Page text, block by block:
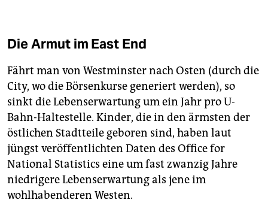
Die Armut im East End
Fährt man von Westminster nach Osten (durch die
City, wo die Börsenkurse generiert werden), so
sinkt die Lebenserwartung um ein Jahr pro U-
Bahn-Haltestelle. Kinder, die in den ärmsten der
östlichen Stadtteile geboren sind, haben laut
jüngst veröffentlichten Daten des Office for
National Statistics eine um fast zwanzig Jahre
niedrigere Lebenserwartung als jene im
wohlhabenderen Westen.